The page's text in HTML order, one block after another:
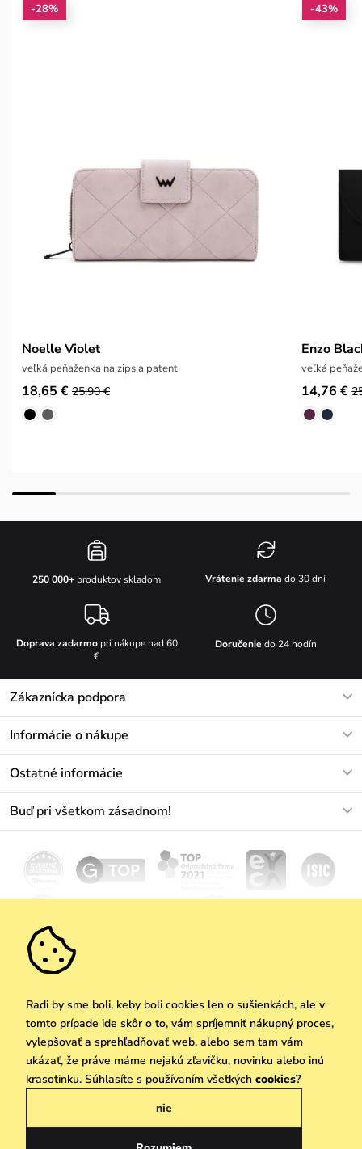
-28%
Noelle Violet
veľká peňaženka na zips a patent
18,65 € 25,90 €
-43%
Enzo
veľká
14,76 €
250 000+ produktov skladom Vrátenie zdarma do 30 dní
Doprava zadarmopri nákupe nad 60
€
Doručenie do 24 hodín
Zákaznícka podpora
info@vuch.sk
Informácie o nákupe
Materiály a údržba
Vrátenie a reklamácia
Ostatné informácie
Darčekové poukazy
Velkoobchod
We Care
Vuchlook
Predajne
Buď pri všetkom zásadnom!
Odoberať
Copyright © 2026 Vuch s.r.o. Všetky práva vyhradené. Technicky zabezpečuje
Simplia.cz
Radi by sme boli, keby boli cookies len o sušienkách, ale v
tomto prípade ide skôr o to, vám spríjemniť nákupný proces,
vylepšovať a sprehľadňovať web, alebo sem tam vám
ukázať, že práve máme nejakú zľavičku, novinku alebo inú
krasotinku. Súhlasíte s používaním všetkých cookies?
nie